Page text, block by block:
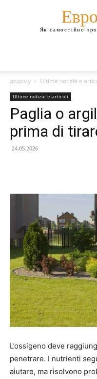
Як самостійно
додому Ultime notizie e
Ultime notizie e articoli
Paglia o
prima di
24.05.2026
L’ossigeno deve
penetrare. I nutrienti
aiutare, ma risolvono